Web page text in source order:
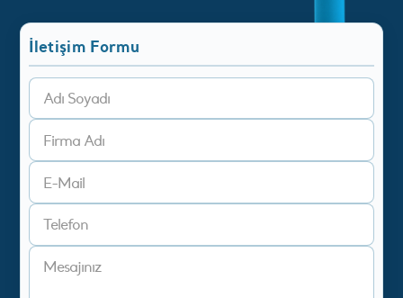
İletişim Formu